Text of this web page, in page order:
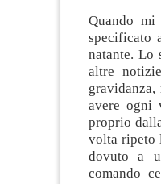
Quando
specificato
natante. Lo
altre
avere ogni
proprio
volta ripeto
dovuto a
comando